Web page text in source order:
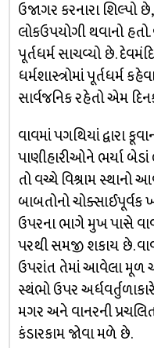
ઉજાગર કરનારા શિલ્પો
લોકઉપયોગી થવાનો
પૂર્તધર્મ સાચવ્યો છે.
ધર્મશાસ્ત્રોમાં પૂર્તધર્મ
સાર્વજનિક રહેતો એમ
વાવમાં પગથિયાં દ્વારા
પાણીહારીઓને ભર્યા
તો વચ્ચે વિશ્રામ સ્થાનો
બાબતોનો ચોક્સાઈપૂર્વક
ઉપરના ભાગે મુખ પાસે
પરથી સમજી શકાય છે.
ઉપરાંત તેમાં આવેલા મૂળ
સ્થંભો ઉપર અર્ધવર્તુળાકારે
મગર અને વાનરની પ્રચલિત
કંડારકામ જોવા મળે છે.